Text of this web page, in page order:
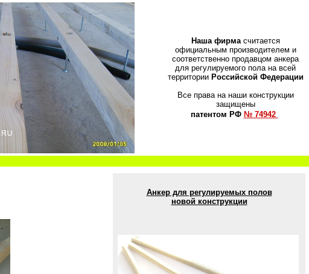
Наша фирмасчитается
официальным производителем и
соответственно продавцом анкера
для регулируемого пола на всей
территории Российской Федерации
Все права на наши конструкции
защищены
патентом РФ № 74942
Анкер для регулируемых полов
новой конструкции